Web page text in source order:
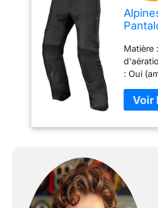
Pants
4XL
Matière
: Oui